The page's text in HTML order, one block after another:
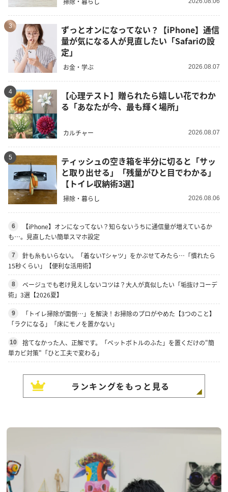
3
ずっとオンになってない？【iPhone】通信
量が気になる人が見直したい「Safariの設
定」
お金・学ぶ 2026.08.07
4
【心理テスト】贈られたら嬉しい花でわか
る「あなたが今、最も輝く場所」
カルチャー 2026.08.07
5
ティッシュの空き箱を半分に切ると「サッ
と取り出せる」「残量がひと目でわかる」
【トイレ収納術3選】
掃除・暮らし 2026.08.06
6
【iPhone】オンになってない？知らないうちに通信量が増えているか
も…。見直したい簡単スマホ設定
7
針も糸もいらない。「着ないTシャツ」をかぶせてみたら…「慣れたら
15秒くらい」【便利な活用術】
8
ベージュでも老け見えしないコツは？大人が真似したい「垢抜けコーデ
術」3選【2026夏】
9
「トイレ掃除が面倒…」を解決！お掃除のプロがやめた【3つのこと】
「ラクになる」「床にモノを置かない」
10
捨てなかった人、正解です。「ペットボトルのふた」を置くだけの"簡
単カビ対策"「ひと工夫で変わる」
ランキングをもっと見る